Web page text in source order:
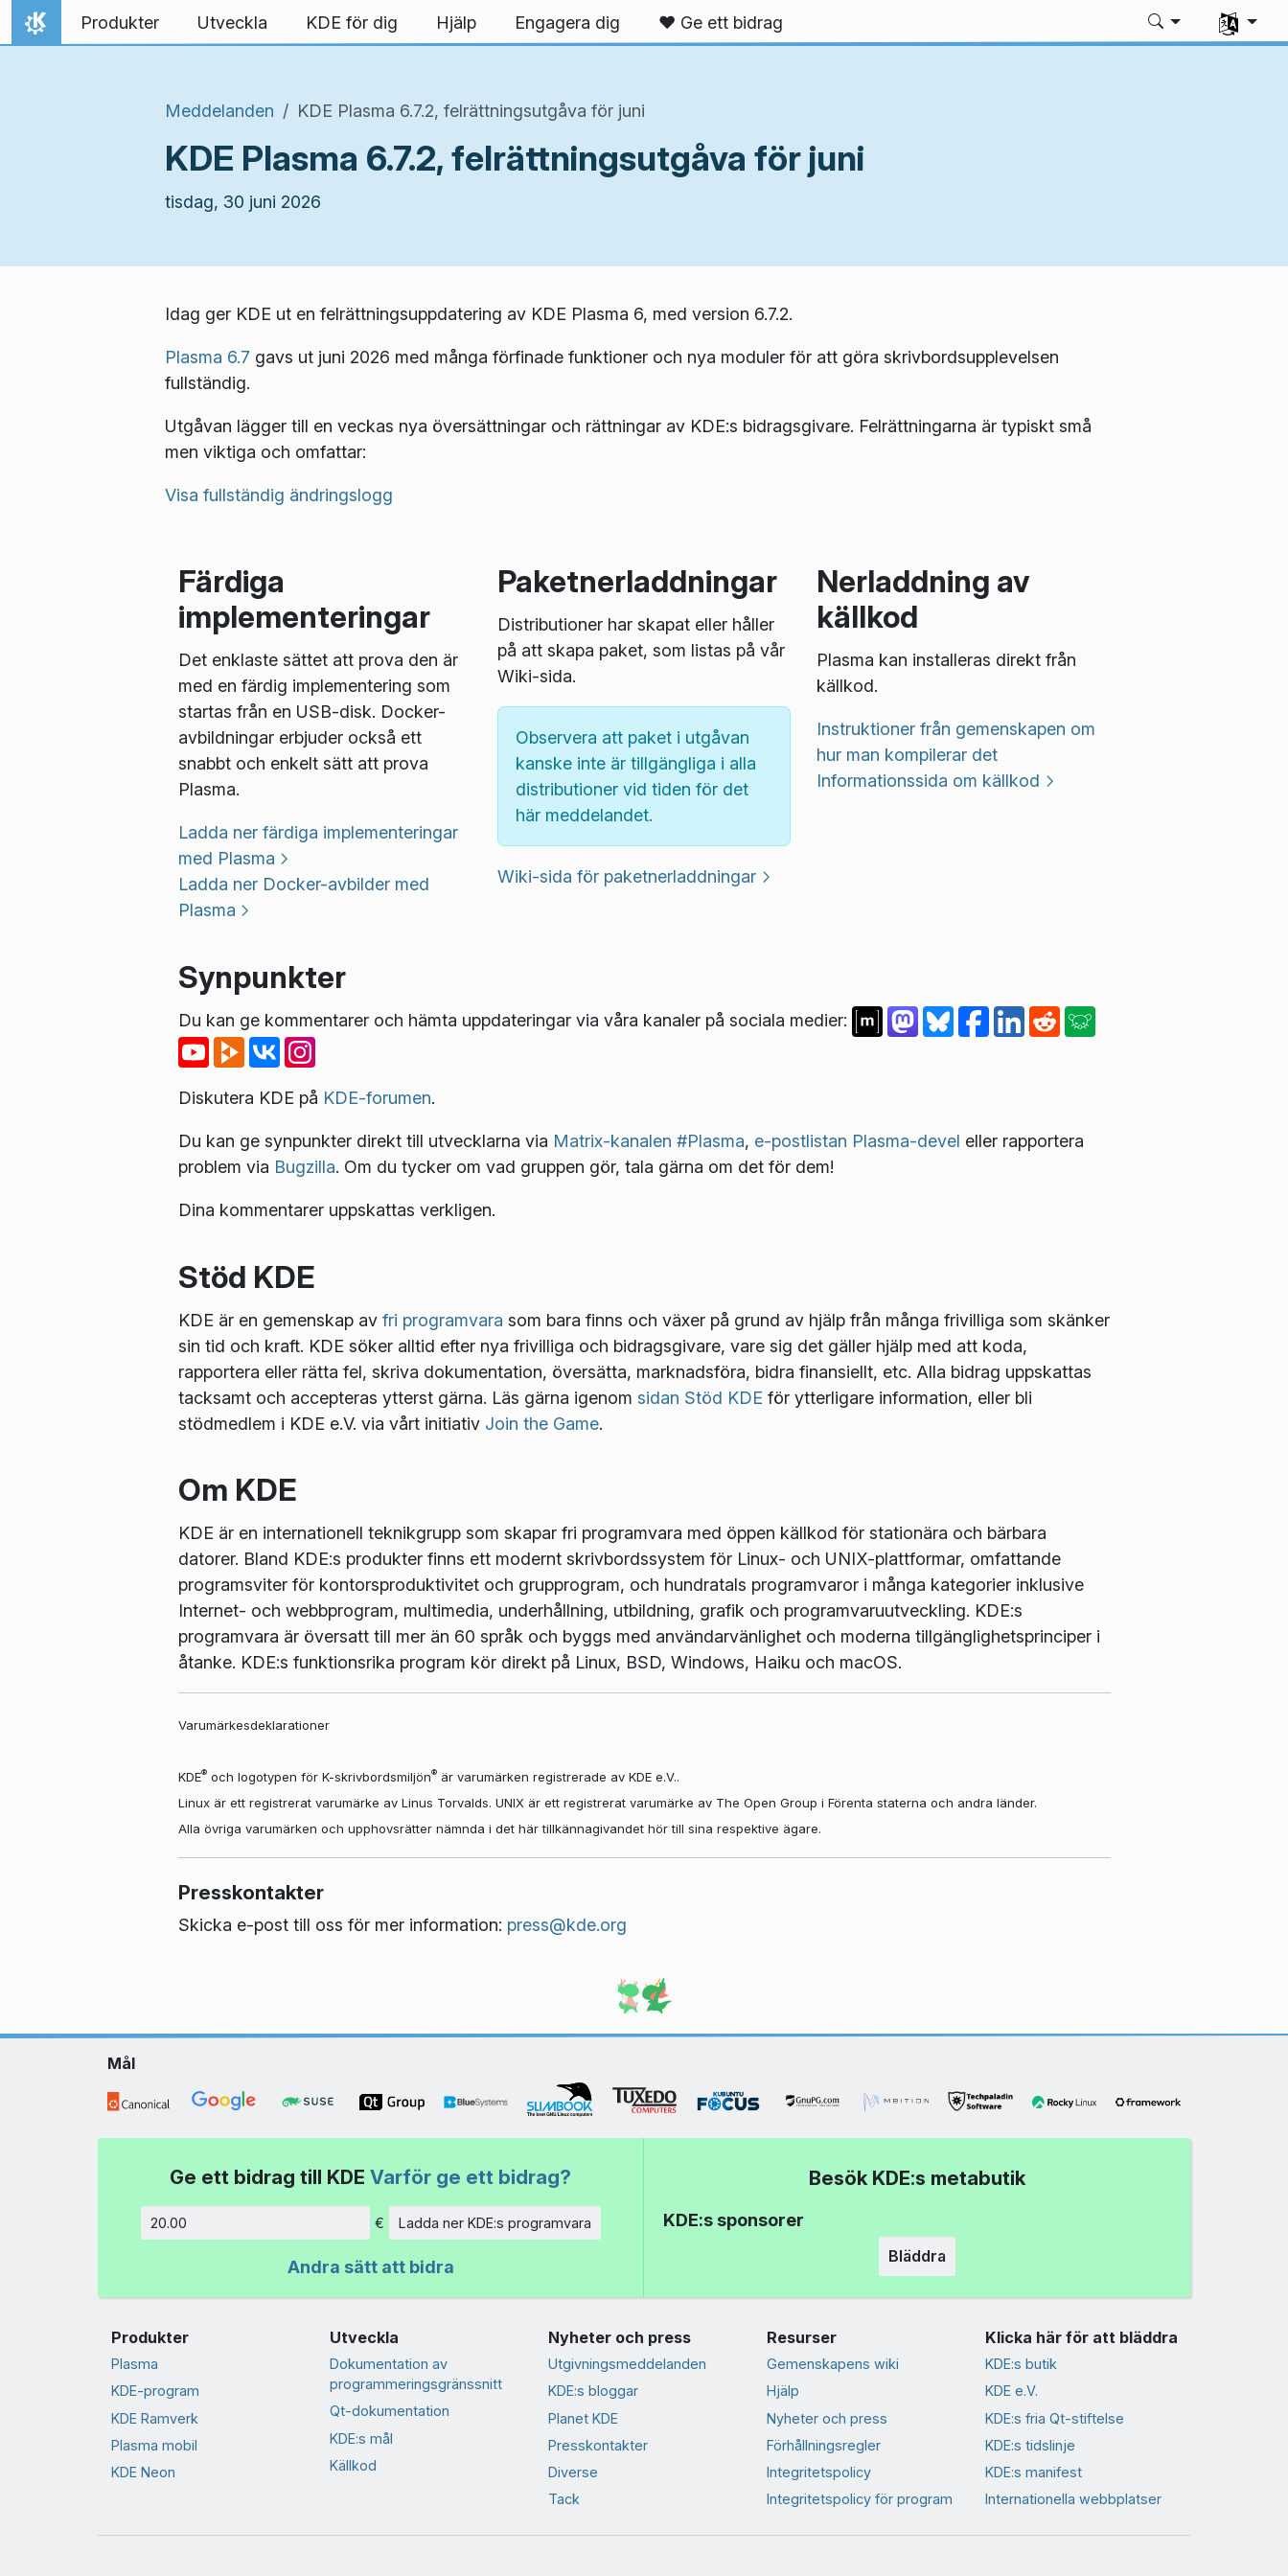
Gå till innehåll
Hem
Produkter Utveckla KDE för dig Hjälp Engagera dig ❤️ Ge ett bidrag
Välj ditt
Meddelanden KDE Plasma 6.7.2, felrättningsutgåva för juni
KDE Plasma 6.7.2, felrättningsutgåva för juni
tisdag, 30 juni 2026
Idag ger KDE ut en felrättningsuppdatering av KDE Plasma 6, med version 6.7.2.
Plasma 6.7 gavs ut juni 2026 med många förfinade funktioner och nya moduler för att göra skrivbordsupplevelsen
fullständig.
Utgåvan lägger till en veckas nya översättningar och rättningar av KDE:s bidragsgivare. Felrättningarna är typiskt små
men viktiga och omfattar:
Visa fullständig ändringslogg
Färdiga
implementeringar
Det enklaste sättet att prova den är
med en färdig implementering som
startas från en USB-disk. Docker-
avbildningar erbjuder också ett
snabbt och enkelt sätt att prova
Plasma.
Ladda ner färdiga implementeringar
med Plasma
Ladda ner Docker-avbilder med
Plasma
Paketnerladdningar
Distributioner har skapat eller håller
på att skapa paket, som listas på vår
Wiki-sida.
Observera att paket i utgåvan
kanske inte är tillgängliga i alla
distributioner vid tiden för det
här meddelandet.
Wiki-sida för paketnerladdningar
Nerladdning av
källkod
Plasma kan installeras direkt från
källkod.
Instruktioner från gemenskapen om
hur man kompilerar det
Informationssida om källkod
Synpunkter
Du kan ge kommentarer och hämta uppdateringar via våra kanaler på sociala medier:
Diskutera KDE på KDE-forumen.
Du kan ge synpunkter direkt till utvecklarna via Matrix-kanalen #Plasma, e-postlistan Plasma-devel eller rapportera
problem via Bugzilla. Om du tycker om vad gruppen gör, tala gärna om det för dem!
Dina kommentarer uppskattas verkligen.
Stöd KDE
KDE är en gemenskap av fri programvara som bara finns och växer på grund av hjälp från många frivilliga som skänker
sin tid och kraft. KDE söker alltid efter nya frivilliga och bidragsgivare, vare sig det gäller hjälp med att koda,
rapportera eller rätta fel, skriva dokumentation, översätta, marknadsföra, bidra finansiellt, etc. Alla bidrag uppskattas
tacksamt och accepteras ytterst gärna. Läs gärna igenom sidan Stöd KDE för ytterligare information, eller bli
stödmedlem i KDE e.V. via vårt initiativ Join the Game.
Om KDE
KDE är en internationell teknikgrupp som skapar fri programvara med öppen källkod för stationära och bärbara
datorer. Bland KDE:s produkter finns ett modernt skrivbordssystem för Linux- och UNIX-plattformar, omfattande
programsviter för kontorsproduktivitet och grupprogram, och hundratals programvaror i många kategorier inklusive
Internet- och webbprogram, multimedia, underhållning, utbildning, grafik och programvaruutveckling. KDE:s
programvara är översatt till mer än 60 språk och byggs med användarvänlighet och moderna tillgänglighetsprinciper i
åtanke. KDE:s funktionsrika program kör direkt på Linux, BSD, Windows, Haiku och macOS.
Varumärkesdeklarationer
KDE®och logotypen för K-skrivbordsmiljön®är varumärken registrerade av KDE e.V..
Linux är ett registrerat varumärke av Linus Torvalds. UNIX är ett registrerat varumärke av The Open Group i Förenta staterna och andra länder.
Alla övriga varumärken och upphovsrätter nämnda i det här tillkännagivandet hör till sina respektive ägare.
Presskontakter
Skicka e-post till oss för mer information: press@kde.org
Mål
Ge ett bidrag till KDE Varför ge ett bidrag?
Belopp
€ Ladda ner KDE:s programvara
Andra sätt att bidra
Besök KDE:s metabutik
KDE:s sponsorer
Bläddra
Produkter
Plasma
KDE-program
KDE Ramverk
Plasma mobil
KDE Neon
Utveckla
Dokumentation av
programmeringsgränssnitt
Qt-dokumentation
KDE:s mål
Källkod
Nyheter och press
Utgivningsmeddelanden
KDE:s bloggar
Planet KDE
Presskontakter
Diverse
Tack
Resurser
Gemenskapens wiki
Hjälp
Nyheter och press
Förhållningsregler
Integritetspolicy
Integritetspolicy för program
Klicka här för att bläddra
KDE:s butik
KDE e.V.
KDE:s fria Qt-stiftelse
KDE:s tidslinje
KDE:s manifest
Internationella webbplatser